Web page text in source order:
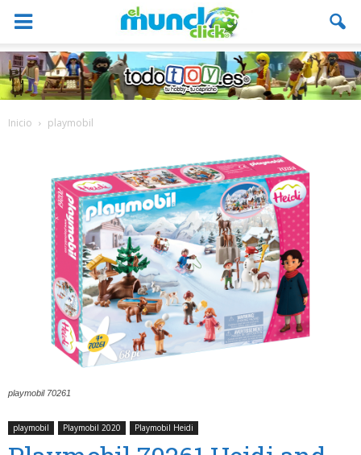
Inicio playmobil
playmobil 70261
playmobil Playmobil 2020 Playmobil Heidi